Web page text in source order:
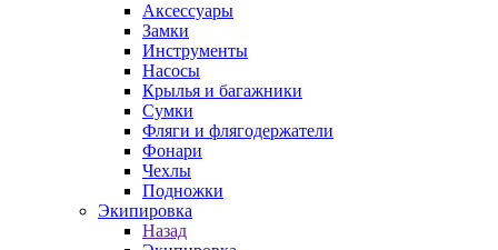
Аксессуары
Замки
Инструменты
Насосы
Крылья и багажники
Сумки
Фляги и флягодержатели
Фонари
Чехлы
Подножки
Экипировка
Назад